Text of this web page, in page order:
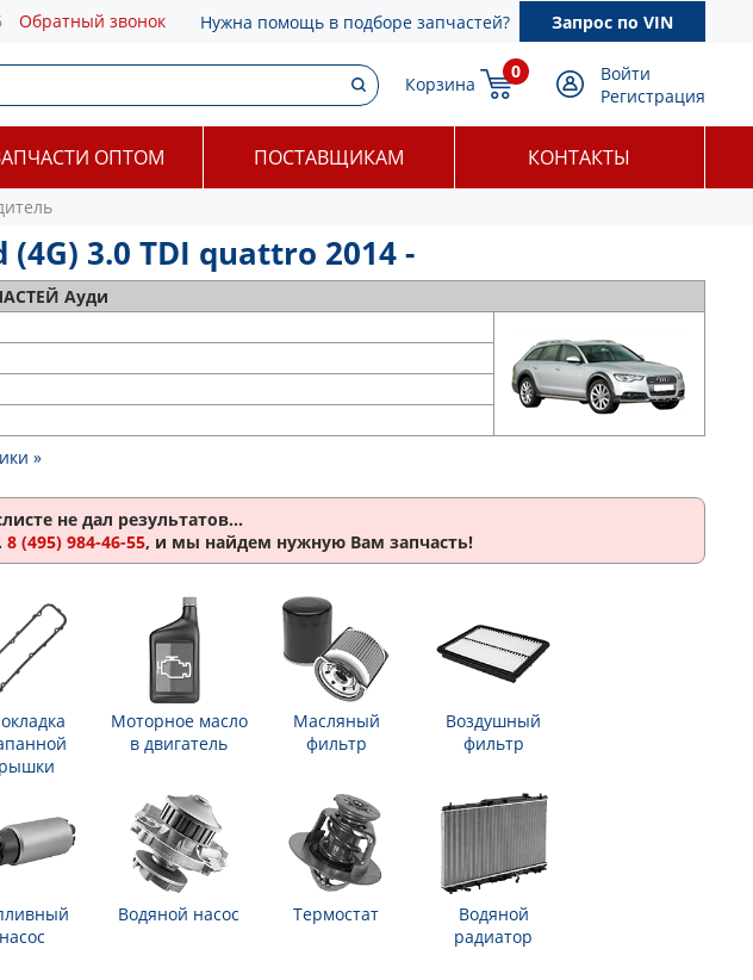
Обратный звонок Нужна помощь в подборе запчастей? Запрос по VIN
Корзина
0
Войти
Регистрация
ОПТОМ ПОСТАВЩИКАМ КОНТАКТЫ
3.0 TDI quattro 2014 -
Ауди
»
не дал результатов...
8 (495) 984-46-55, и мы найдем нужную Вам запчасть!
Моторное масло
в двигатель
Масляный
фильтр
Воздушный
фильтр
насос
Водяной насос Термостат
Водяной
радиатор